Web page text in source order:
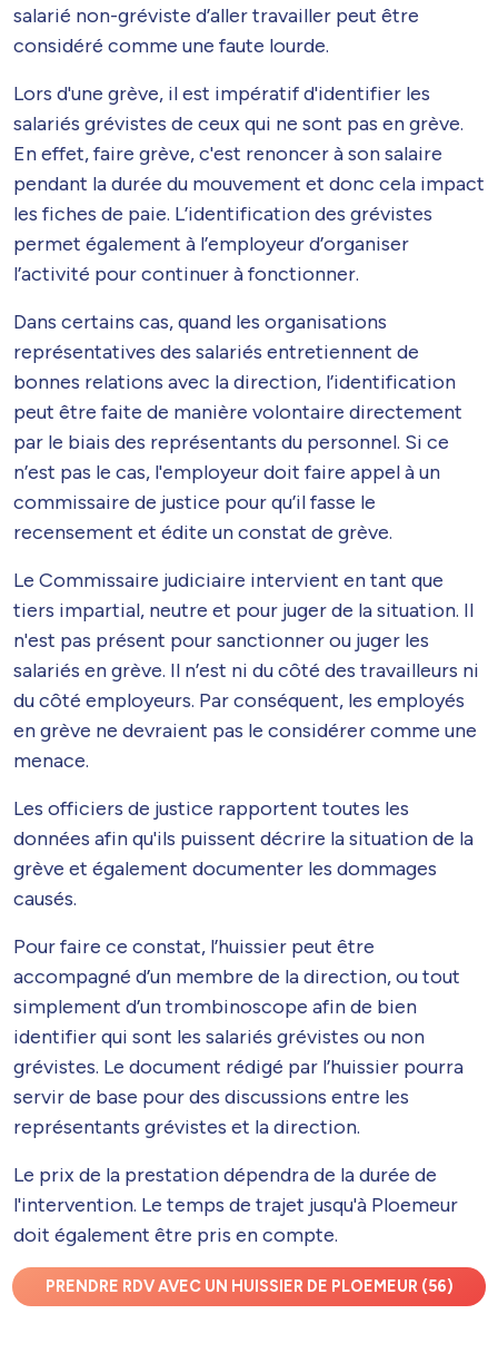
salarié non-gréviste d’aller travailler peut être
considéré comme une faute lourde.
Lors d'une grève, il est impératif d'identifier les
salariés grévistes de ceux qui ne sont pas en grève.
En effet, faire grève, c'est renoncer à son salaire
pendant la durée du mouvement et donc cela impact
les fiches de paie. L’identification des grévistes
permet également à l’employeur d’organiser
l’activité pour continuer à fonctionner.
Dans certains cas, quand les organisations
représentatives des salariés entretiennent de
bonnes relations avec la direction, l’identification
peut être faite de manière volontaire directement
par le biais des représentants du personnel. Si ce
n’est pas le cas, l'employeur doit faire appel à un
commissaire de justice pour qu’il fasse le
recensement et édite un constat de grève.
Le Commissaire judiciaire intervient en tant que
tiers impartial, neutre et pour juger de la situation. Il
n'est pas présent pour sanctionner ou juger les
salariés en grève. Il n’est ni du côté des travailleurs ni
du côté employeurs. Par conséquent, les employés
en grève ne devraient pas le considérer comme une
menace.
Les officiers de justice rapportent toutes les
données afin qu'ils puissent décrire la situation de la
grève et également documenter les dommages
causés.
Pour faire ce constat, l’huissier peut être
accompagné d’un membre de la direction, ou tout
simplement d’un trombinoscope afin de bien
identifier qui sont les salariés grévistes ou non
grévistes. Le document rédigé par l’huissier pourra
servir de base pour des discussions entre les
représentants grévistes et la direction.
Le prix de la prestation dépendra de la durée de
l'intervention. Le temps de trajet jusqu'à Ploemeur
doit également être pris en compte.
PRENDRE RDV AVEC UN HUISSIER DE PLOEMEUR (56)